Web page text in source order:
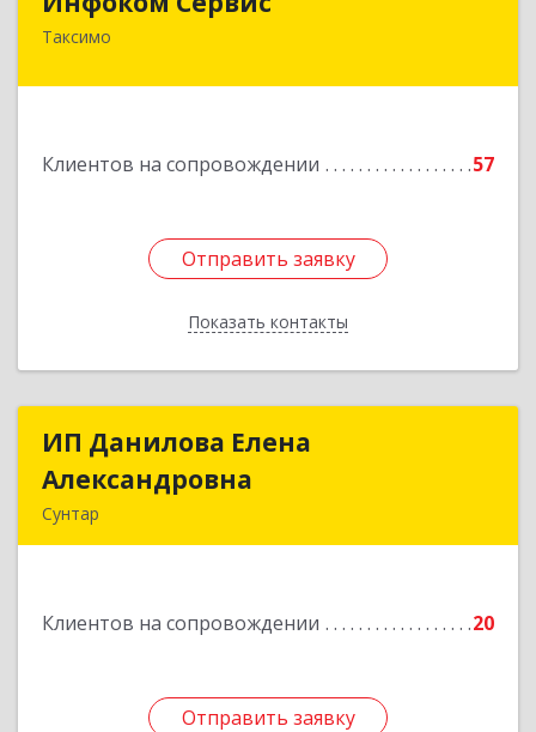
Таксимо
Клиентов на сопровождении 57
Отправить заявку
Показать контакты
671560, Республика Бурятия, Муйский р-н, пгт.
Отправить заявку
Назад
ИП Данилова Елена
Александровна
Сунтар
Клиентов на сопровождении 20
Отправить заявку
ИП Данилова Елена
Отправить заявку